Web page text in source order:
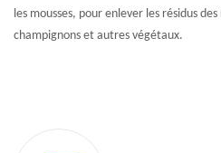
les mousses, pour enlever les résidus
champignons et autres végétaux.